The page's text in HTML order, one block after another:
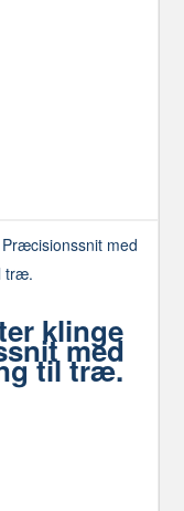
klinge
med
til træ.